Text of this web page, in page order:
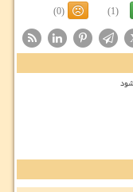
(1)
(0)